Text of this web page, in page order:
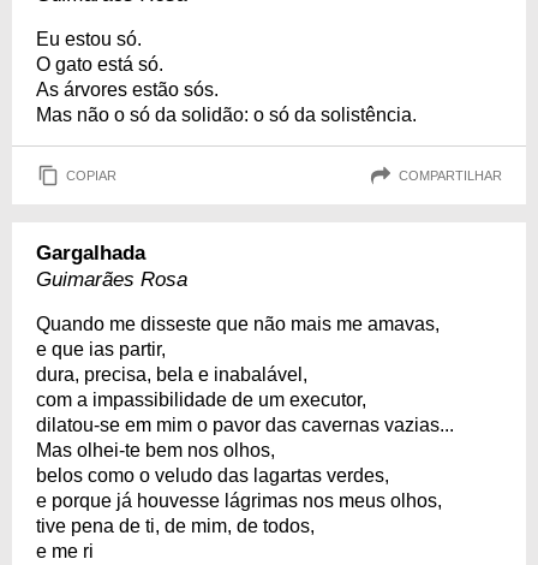
Eu estou só.
O gato está só.
As árvores estão sós.
Mas não o só da solidão: o só da solistência.
COPIAR COMPARTILHAR
Gargalhada
Guimarães Rosa
Quando me disseste que não mais me amavas,
e que ias partir,
dura, precisa, bela e inabalável,
com a impassibilidade de um executor,
dilatou-se em mim o pavor das cavernas vazias...
Mas olhei-te bem nos olhos,
belos como o veludo das lagartas verdes,
e porque já houvesse lágrimas nos meus olhos,
tive pena de ti, de mim, de todos,
e me ri